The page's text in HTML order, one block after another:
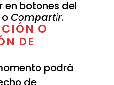
en botones del
oCompartir.
O
DE
podrá
de